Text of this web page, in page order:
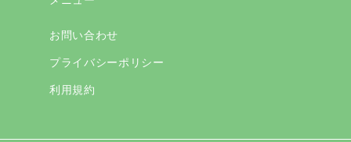
お問い合わせ
プライバシーポリシー
利用規約